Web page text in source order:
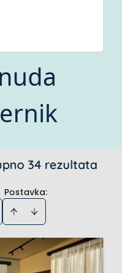
34 rezultata
Postavka: